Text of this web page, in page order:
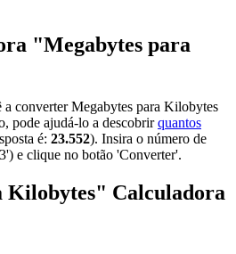
"Megabytes para
a converter Megabytes para Kilobytes
pode ajudá-lo a descobrirquantos
é: 23.552). Insira o número de
e clique no botão 'Converter'.
Kilobytes" Calculadora